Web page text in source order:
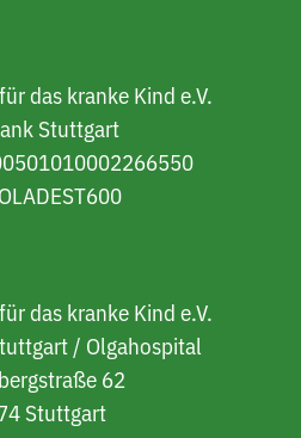
das kranke Kind e.V.
Stuttgart
das kranke Kind e.V.
/ Olgahospital
62
Stuttgart